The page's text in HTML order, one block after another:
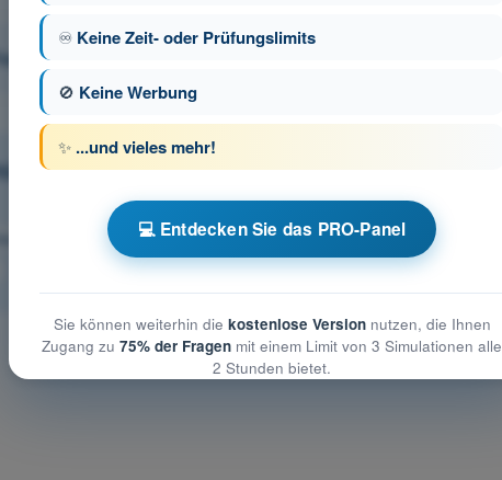
Frage 77 von 149
Drohnenführerschein STS
Übungsquiz Drohnenführerschein STS - Luftrecht
♾️ Keine Zeit- oder Prüfungslimits
🚫 Keine Werbung
✨ ...und vieles mehr!
💻 Entdecken Sie das PRO-Panel
Sie können weiterhin die kostenlose Versionnutzen, die Ihnen
Zugang zu 75% der Fragen mit einem Limit von 3 Simulationen alle
2 Stunden bietet.